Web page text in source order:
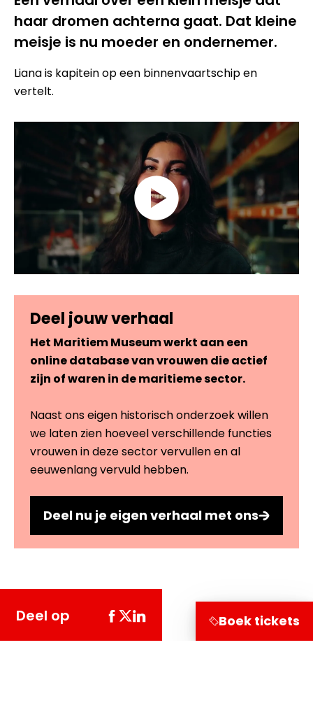
haar dromen achterna gaat. Dat kleine
meisje is nu moeder en ondernemer.
Liana is kapitein op een binnenvaartschip en
vertelt.
Deel jouw verhaal
Het Maritiem Museum werkt aan een
online database van vrouwen die actief
zijn of waren in de maritieme sector.
Naast ons eigen historisch onderzoek willen
we laten zien hoeveel verschillende functies
vrouwen in deze sector vervullen en al
eeuwenlang vervuld hebben.
Deel nu je eigen verhaal met ons
Deel op Boek tickets